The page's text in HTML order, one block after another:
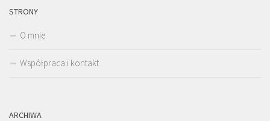
STRONY
O mnie
Współpraca i kontakt
ARCHIWA